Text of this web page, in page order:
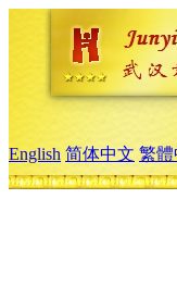
English 简体中文 繁體